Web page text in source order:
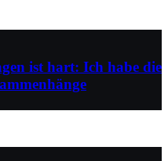
ist hart: Ich habe die